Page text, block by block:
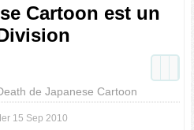
Cartoon est un
de Japanese Cartoon
15 Sep 2010